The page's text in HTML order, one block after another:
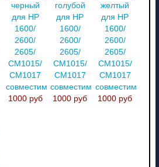
черный
для HP
1600/
2600/
2605/
CM1015/
CM1017
совместимый
1000 руб
голубой
для HP
1600/
2600/
2605/
CM1015/
CM1017
совместимый
1000 руб
желтый
для HP
1600/
2600/
2605/
CM1015/
CM1017
совместимый
1000 руб